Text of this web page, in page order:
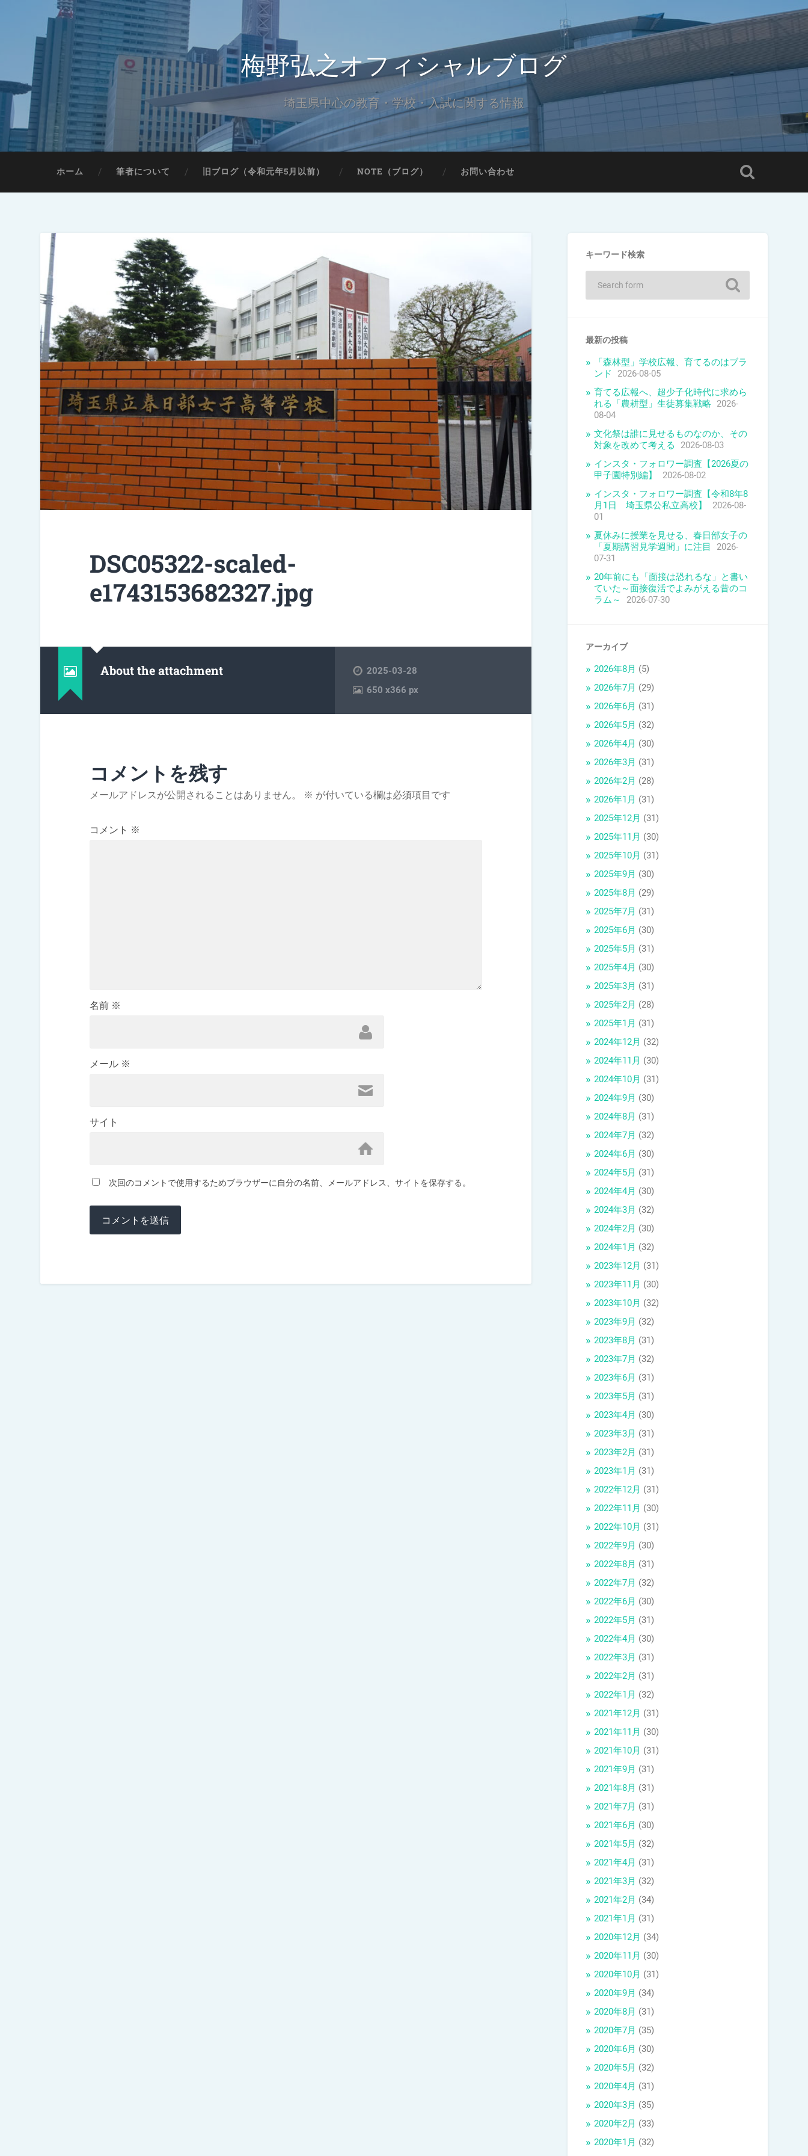
梅野弘之オフィシャルブログ
埼玉県中心の教育・学校・入試に関する情報
ホーム 筆者について 旧ブログ（令和元年5月以前） NOTE（ブログ） お問い合わせ
DSC05322-scaled-
e1743153682327.jpg
About the attachment
2025-03-28
650x366 px
コメントを残す
メールアドレスが公開されることはありません。 ※ が付いている欄は必須項目です
コメント ※
名前 ※
メール ※
サイト
次回のコメントで使用するためブラウザーに自分の名前、メールアドレス、サイトを保存する。
キーワード検索
最新の投稿
「森林型」学校広報、育てるのはブラ
ンド
2026-08-05
育てる広報へ、超少子化時代に求めら
れる「農耕型」生徒募集戦略 2026-
08-04
文化祭は誰に見せるものなのか、その
対象を改めて考える
2026-08-03
インスタ・フォロワー調査【2026夏の
甲子園特別編】
2026-08-02
インスタ・フォロワー調査【令和8年8
月1日 埼玉県公私立高校】
2026-08-
01
夏休みに授業を見せる、春日部女子の
「夏期講習見学週間」に注目
2026-
07-31
20年前にも「面接は恐れるな」と書い
ていた～面接復活でよみがえる昔のコ
ラム～
2026-07-30
アーカイブ
2026年8月 (5)
2026年7月 (29)
2026年6月 (31)
2026年5月 (32)
2026年4月 (30)
2026年3月 (31)
2026年2月 (28)
2026年1月 (31)
2025年12月 (31)
2025年11月 (30)
2025年10月 (31)
2025年9月 (30)
2025年8月 (29)
2025年7月 (31)
2025年6月 (30)
2025年5月 (31)
2025年4月 (30)
2025年3月 (31)
2025年2月 (28)
2025年1月 (31)
2024年12月 (32)
2024年11月 (30)
2024年10月 (31)
2024年9月 (30)
2024年8月 (31)
2024年7月 (32)
2024年6月 (30)
2024年5月 (31)
2024年4月 (30)
2024年3月 (32)
2024年2月 (30)
2024年1月 (32)
2023年12月 (31)
2023年11月 (30)
2023年10月 (32)
2023年9月 (32)
2023年8月 (31)
2023年7月 (32)
2023年6月 (31)
2023年5月 (31)
2023年4月 (30)
2023年3月 (31)
2023年2月 (31)
2023年1月 (31)
2022年12月 (31)
2022年11月 (30)
2022年10月 (31)
2022年9月 (30)
2022年8月 (31)
2022年7月 (32)
2022年6月 (30)
2022年5月 (31)
2022年4月 (30)
2022年3月 (31)
2022年2月 (31)
2022年1月 (32)
2021年12月 (31)
2021年11月 (30)
2021年10月 (31)
2021年9月 (31)
2021年8月 (31)
2021年7月 (31)
2021年6月 (30)
2021年5月 (32)
2021年4月 (31)
2021年3月 (32)
2021年2月 (34)
2021年1月 (31)
2020年12月 (34)
2020年11月 (30)
2020年10月 (31)
2020年9月 (34)
2020年8月 (31)
2020年7月 (35)
2020年6月 (30)
2020年5月 (32)
2020年4月 (31)
2020年3月 (35)
2020年2月 (33)
2020年1月 (32)